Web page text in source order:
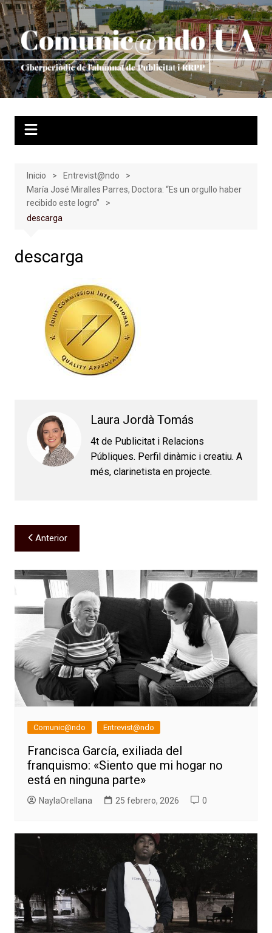
Saltar
al
contenido
Inicio
Entrevist@ndo
María José Miralles Parres, Doctora: “Es un orgullo haber
recibido este logro”
descarga
descarga
Laura Jordà Tomás
4t de Publicitat i Relacions
Públiques. Perfil dinàmic i creatiu. A
més, clarinetista en projecte.
Navegación
de
entradas
Anterior
Comunic@ndo Entrevist@ndo
Francisca García, exiliada del
franquismo: «Siento que mi hogar no
está en ninguna parte»
NaylaOrellana 25 febrero, 2026 0